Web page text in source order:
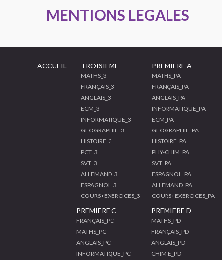
MENTIONS LEGALES
ACCUEIL TROISIEME
MATHS_3
FRANÇAIS_3
ANGLAIS_3
ECM_3
INFORMATIQUE_3
GEOGRAPHIE_3
HISTOIRE_3
PCT_3
SVT_3
ALLEMAND_3
ESPAGNOL_3
COURS+EXERCICES_3
PREMIERE A
MATHS_PA
FRANÇAIS_PA
ANGLAIS_PA
INFORMATIQUE_PA
ECM_PA
GEOGRAPHIE_PA
HISTOIRE_PA
PHY-CHIM_PA
SVT_PA
ESPAGNOL_PA
ALLEMAND_PA
COURS+EXERCICES_PA
PREMIERE C
FRANÇAIS_PC
MATHS_PC
ANGLAIS_PC
INFORMATIQUE_PC
PREMIERE D
MATHS_PD
FRANÇAIS_PD
ANGLAIS_PD
CHIMIE_PD